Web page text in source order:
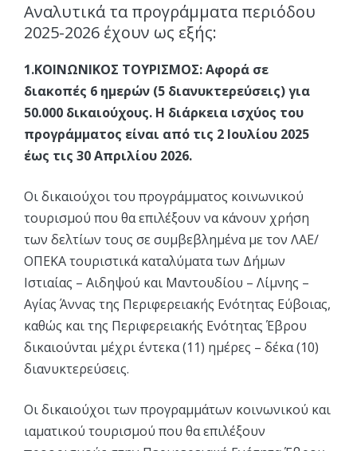
Αναλυτικά τα προγράμματα περιόδου
2025-2026 έχουν ως εξής:
1.ΚΟΙΝΩΝΙΚΟΣ ΤΟΥΡΙΣΜΟΣ:Αφορά σε
διακοπές 6 ημερών (5 διανυκτερεύσεις) για
50.000 δικαιούχους. Η διάρκεια ισχύος του
προγράμματος είναι από τις 2 Ιουλίου 2025
έως τις 30 Απριλίου 2026.
Οι δικαιούχοι του προγράμματος κοινωνικού
τουρισμού που θα επιλέξουν να κάνουν χρήση
των δελτίων τους σε συμβεβλημένα με τον ΛΑΕ/
ΟΠΕΚΑ τουριστικά καταλύματα των Δήμων
Ιστιαίας – Αιδηψού και Μαντουδίου – Λίμνης –
Αγίας Άννας της Περιφερειακής Ενότητας Εύβοιας,
καθώς και της Περιφερειακής Ενότητας Έβρου
δικαιούνται μέχρι έντεκα (11) ημέρες – δέκα (10)
διανυκτερεύσεις.
Οι δικαιούχοι των προγραμμάτων κοινωνικού και
ιαματικού τουρισμού που θα επιλέξουν